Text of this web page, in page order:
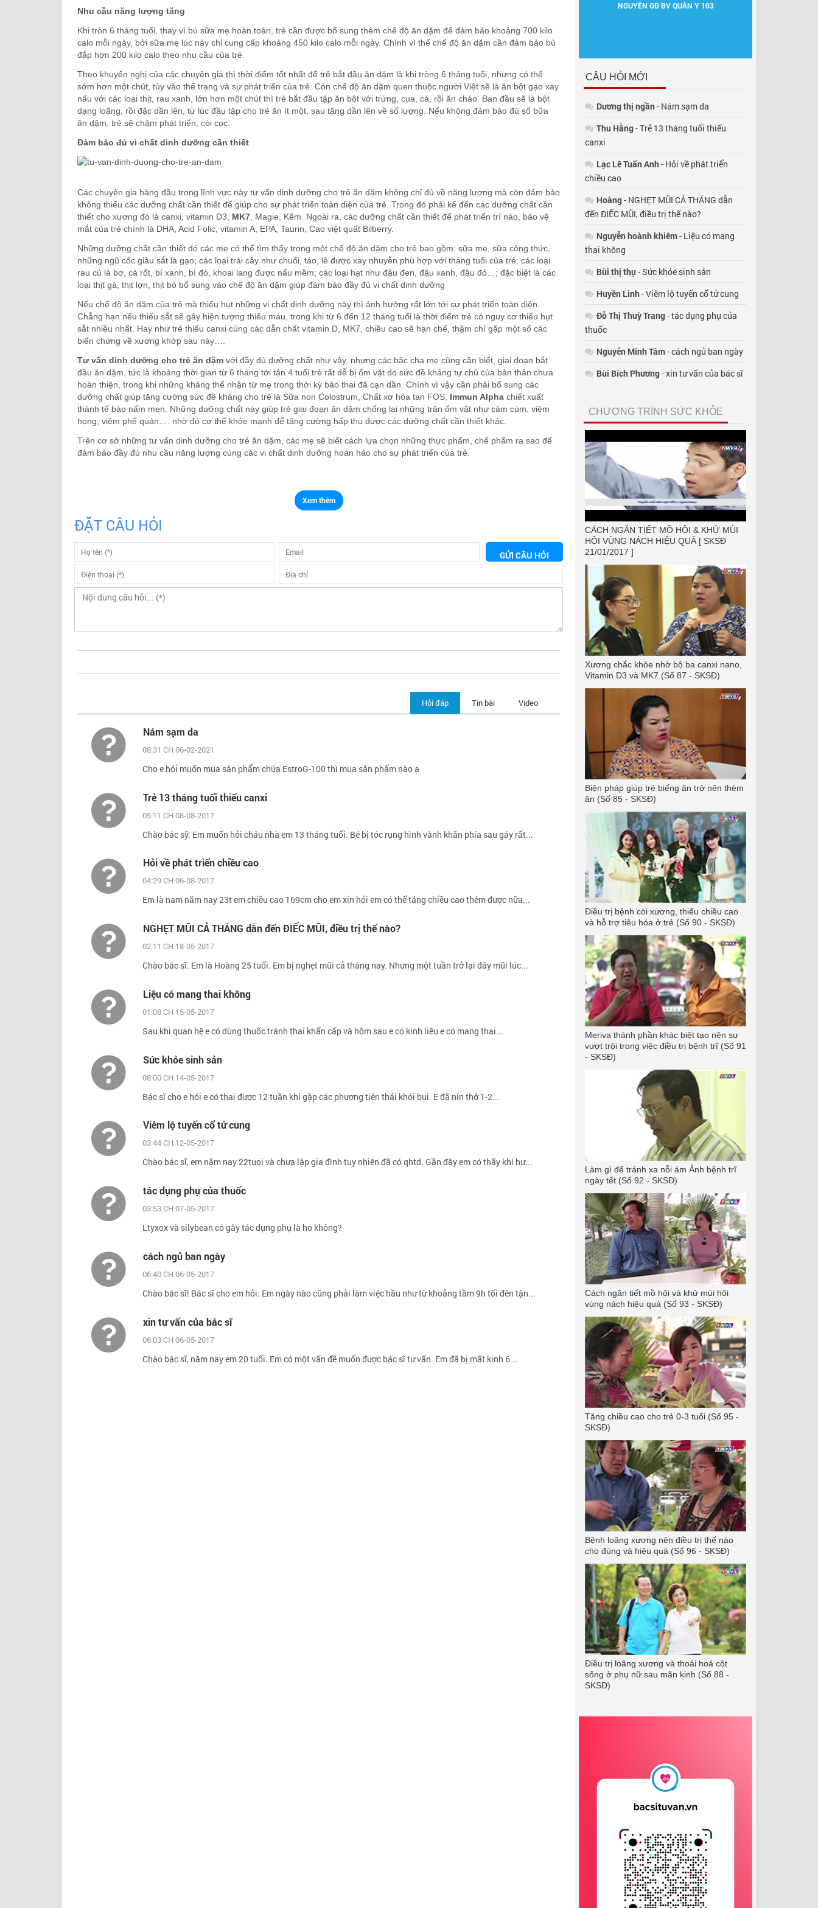
Nhu cầu năng lượng tăng
Khi tròn 6 tháng tuổi, thay vì bú sữa mẹ hoàn toàn, trẻ cần được bổ sung thêm chế độ ăn dặm để đảm bảo khoảng 700 kilo
calo mỗi ngày, bởi sữa mẹ lúc này chỉ cung cấp khoảng 450 kilo calo mỗi ngày. Chính vì thế chế độ ăn dặm cần đảm bảo bù
đắp hơn 200 kilo calo theo nhu cầu của trẻ.
Theo khuyến nghị của các chuyên gia thì thời điểm tốt nhất để trẻ bắt đầu ăn dặm là khi tròng 6 tháng tuổi, nhưng có thể
sớm hơn một chút, tùy vào thể trạng và sự phát triển của trẻ. Còn chế độ ăn dặm quen thuộc người Việt sẽ là ăn bột gạo xay
nấu với các loại thịt, rau xanh, lớn hơn một chút thì trẻ bắt đầu tập ăn bột với trứng, cua, cá, rồi ăn cháo. Ban đầu sẽ là bột
dạng loãng, rồi đặc dần lên, từ lúc đầu tập cho trẻ ăn ít một, sau tăng dần lên về số lượng. Nếu không đảm bảo đủ số bữa
ăn dặm, trẻ sẽ chậm phát triển, còi cọc.
Đảm bảo đủ vi chất dinh dưỡng cần thiết
Các chuyên gia hàng đầu trong lĩnh vực này tư vấn dinh dưỡng cho trẻ ăn dặm không chỉ đủ về năng lượng mà còn đảm bảo
không thiếu các dưỡng chất cần thiết để giúp cho sự phát triển toàn diện của trẻ. Trong đó phải kể đến các dưỡng chất cần
thiết cho xương đó là canxi, vitamin D3, MK7 , Magie, Kẽm. Ngoài ra, các dưỡng chất cần thiết để phát triển trí nào, bảo vệ
mắt của trẻ chính là DHA, Acid Folic, vitamin A, EPA, Taurin, Cao việt quất Bilberry.
Những dưỡng chất cần thiết đó các mẹ có thể tìm thấy trong một chế độ ăn dặm cho trẻ bao gồm: sữa mẹ, sữa công thức,
những ngũ cốc giàu sắt là gạo; các loại trái cây như chuối, táo, lê được xay nhuyễn phù hợp với tháng tuổi của trẻ; các loại
rau củ là bơ, cà rốt, bí xanh, bí đỏ, khoai lang được nấu mềm; các loại hạt như đậu đen, đậu xanh, đậu đỏ…; đặc biệt là các
loại thịt gà, thịt lợn, thịt bò bổ sung vào chế độ ăn dặm giúp đảm bảo đầy đủ vi chất dinh dưỡng
Nếu chế độ ăn dặm của trẻ mà thiếu hụt những vi chất dinh dưỡng này thì ảnh hưởng rất lớn tới sự phát triển toàn diện.
Chẳng hạn nếu thiếu sắt sẽ gây hiện tượng thiếu máu, trong khi từ 6 đến 12 tháng tuổi là thời điểm trẻ có nguy cơ thiếu hụt
sắt nhiều nhất. Hay như trẻ thiếu canxi cùng các dẫn chất vitamin D, MK7, chiều cao sẽ hạn chế, thậm chí gặp một số các
biến chứng về xương khớp sau này….
Tư vấn dinh dưỡng cho trẻ ăn dặm với đầy đủ dưỡng chất như vậy, nhưng các bậc cha mẹ cũng cần biết, giai đoạn bắt
đầu ăn dặm, tức là khoảng thời gian từ 6 tháng tới tận 4 tuổi trẻ rất dễ bị ốm vặt do sức đề kháng tự chủ của bản thân chưa
hoàn thiện, trong khi những kháng thể nhận từ mẹ trong thời kỳ bào thai đã cạn dần. Chính vì vậy cần phải bổ sung các
dưỡng chất giúp tăng cường sức đề kháng cho trẻ là Sữa non Colostrum, Chất xơ hòa tan FOS, Immun Alpha chiết xuất
thành tế bào nấm men. Những dưỡng chất này giúp trẻ giai đoạn ăn dặm chống lại những trận ốm vặt như cảm cúm, viêm
họng, viêm phế quản…. nhờ đó cơ thể khỏe mạnh để tăng cường hấp thu được các dưỡng chất cần thiết khác.
Trên cơ sở những tư vấn dinh dưỡng cho trẻ ăn dặm, các mẹ sẽ biết cách lựa chọn những thực phẩm, chế phẩm ra sao để
đảm bảo đầy đủ nhu cầu năng lượng cùng các vi chất dinh dưỡng hoàn hảo cho sự phát triển của trẻ.
Xem thêm
ĐẶT CÂU HỎI
GỬI CÂU HỎI
Video
Tin bài
Hỏi đáp
Nám sạm da
08:31 CH 06-02-2021
Cho e hỏi muốn mua sản phẩm chứa EstroG-100 thì mua sản phẩm nào ạ
Trẻ 13 tháng tuổi thiếu canxi
05:11 CH 08-08-2017
Chào bác sỹ. Em muốn hỏi cháu nhà em 13 tháng tuổi. Bé bị tóc rụng hình vành khăn phía sau gáy rất...
Hỏi về phát triển chiều cao
04:29 CH 06-08-2017
Em là nam năm nay 23t em chiều cao 169cm cho em xin hỏi em có thể tăng chiều cao thêm được nữa...
NGHẸT MŨI CẢ THÁNG dẫn đến ĐIẾC MŨI, điều trị thế nào?
02:11 CH 18-05-2017
Chào bác sĩ. Em là Hoàng 25 tuổi. Em bị nghẹt mũi cả tháng nay. Nhưng một tuần trở lại đây mũi lúc...
Liệu có mang thai không
01:08 CH 15-05-2017
Sau khi quan hệ e có dùng thuốc tránh thai khẩn cấp và hôm sau e có kinh liêu e có mang thai...
Sức khỏe sinh sản
08:00 CH 14-05-2017
Bác sĩ cho e hỏi e có thai được 12 tuần khi gặp các phương tiên thải khói bụi. E đã nín thở 1-2...
Viêm lộ tuyến cổ tử cung
03:44 CH 12-05-2017
Chào bác sĩ, em năm nay 22tuoi và chưa lập gia đình tuy nhiên đã có qhtd. Gần đây em có thấy khí hư...
tác dụng phụ của thuốc
03:53 CH 07-05-2017
Ltyxox và silybean có gây tác dụng phụ là ho không?
cách ngủ ban ngày
06:40 CH 06-05-2017
Chào bác sĩ! Bác sĩ cho em hỏi: Em ngày nào cũng phải làm việc hầu như từ khoảng tầm 9h tối đên tận...
xin tư vấn của bác sĩ
06:03 CH 06-05-2017
Chào bác sĩ, năm nay em 20 tuổi. Em có một vấn đề muốn được bác sĩ tư vấn. Em đã bị mất kinh 6...
NGUYÊN GĐ TT DINH DƯỠNG VIỆN
DDQG
NGUYÊN GĐ BV QUÂN Y 103
CÂU HỎI MỚI
Dương thị ngần- Nám sạm da
Thu Hằng- Trẻ 13 tháng tuổi thiếu
canxi
Lạc Lê Tuấn Anh- Hỏi về phát triển
chiều cao
Hoàng- NGHẸT MŨI CẢ THÁNG dẫn
đến ĐIẾC MŨI, điều trị thế nào?
Nguyễn hoành khiêm- Liệu có mang
thai không
Bùi thị thụ- Sức khỏe sinh sản
Huyền Linh- Viêm lộ tuyến cổ tử cung
Đỗ Thị Thuỳ Trang- tác dụng phụ của
thuốc
Nguyễn Minh Tâm- cách ngủ ban ngày
Bùi Bích Phương- xin tư vấn của bác sĩ
CHƯƠNG TRÌNH SỨC KHỎE
CÁCH NGĂN TIẾT MỒ HÔI & KHỬ MÙI
HÔI VÙNG NÁCH HIỆU QUẢ [ SKSĐ
21/01/2017 ]
Xương chắc khỏe nhờ bộ ba canxi nano,
Vitamin D3 và MK7 (Số 87 - SKSĐ)
Biện pháp giúp trẻ biếng ăn trở nên thèm
ăn (Số 85 - SKSĐ)
Điều trị bệnh còi xương, thiếu chiều cao
và hỗ trợ tiêu hóa ở trẻ (Số 90 - SKSĐ)
Meriva thành phần khác biệt tạo nên sự
vượt trội trong việc điều trị bệnh trĩ (Số 91
- SKSĐ)
Làm gì để tránh xa nỗi ám Ảnh bệnh trĩ
ngày tết (Số 92 - SKSĐ)
Cách ngăn tiết mồ hôi và khử mùi hôi
vùng nách hiệu quả (Số 93 - SKSĐ)
Tăng chiều cao cho trẻ 0-3 tuổi (Số 95 -
SKSĐ)
Bệnh loãng xương nên điều trị thế nào
cho đúng và hiệu quả (Số 96 - SKSĐ)
Điều trị loãng xương và thoái hoá cột
sống ở phụ nữ sau mãn kinh (Số 88 -
SKSĐ)